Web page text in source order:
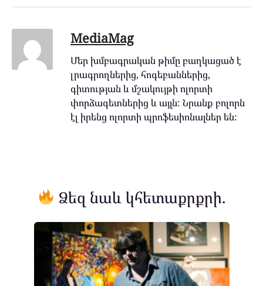
MediaMag
Մեր խմբագրական թիմը բաղկացած է
լրագրողներից, հոգեբաններից,
գիտության և մշակույթի ոլորտի
փորձագետներից և այլն: Նրանք բոլորն
էլ իրենց ոլորտի պրոֆեսիոնալներ են:
Ձեզ նաև կհետաքրքրի.